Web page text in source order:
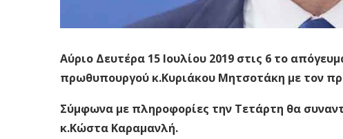
Αύριο Δευτέρα 15 Ιουλίου 2019 στις 6 το
πρωθυπουργού κ.Κυριάκου Μητσοτάκη με τον
Σύμφωνα με πληροφορίες την Τετάρτη θα
κ.Κώστα Καραμανλή.